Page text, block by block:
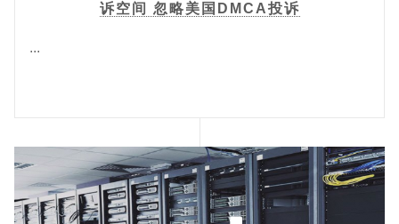
诉空间 忽略美国DMCA投诉
...